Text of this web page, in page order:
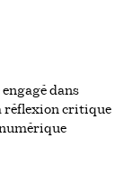
dans
réflexion critique